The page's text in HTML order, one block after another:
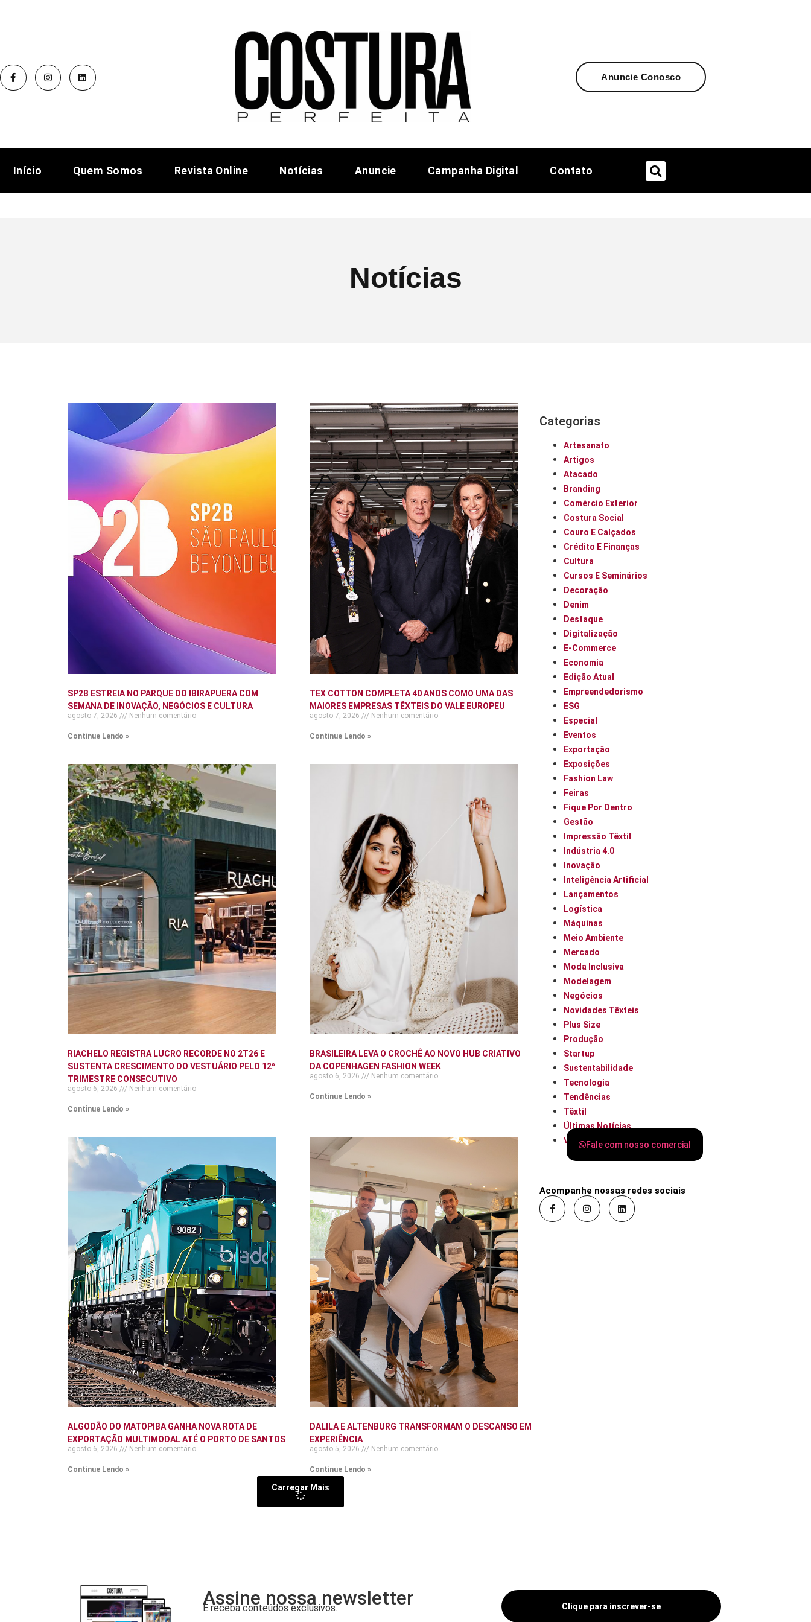
Anuncie Conosco
Início Quem Somos Revista Online Notícias Anuncie Campanha Digital Contato
Notícias
SP2B ESTREIA NO PARQUE DO IBIRAPUERA COM
SEMANA DE INOVAÇÃO, NEGÓCIOS E CULTURA
agosto 7, 2026 Nenhum comentário
Continue Lendo »
TEX COTTON COMPLETA 40 ANOS COMO UMA DAS
MAIORES EMPRESAS TÊXTEIS DO VALE EUROPEU
agosto 7, 2026 Nenhum comentário
Continue Lendo »
RIACHELO REGISTRA LUCRO RECORDE NO 2T26 E
SUSTENTA CRESCIMENTO DO VESTUÁRIO PELO 12º
TRIMESTRE CONSECUTIVO
agosto 6, 2026 Nenhum comentário
Continue Lendo »
BRASILEIRA LEVA O CROCHÊ AO NOVO HUB CRIATIVO
DA COPENHAGEN FASHION WEEK
agosto 6, 2026 Nenhum comentário
Continue Lendo »
ALGODÃO DO MATOPIBA GANHA NOVA ROTA DE
EXPORTAÇÃO MULTIMODAL ATÉ O PORTO DE SANTOS
agosto 6, 2026 Nenhum comentário
Continue Lendo »
DALILA E ALTENBURG TRANSFORMAM O DESCANSO EM
EXPERIÊNCIA
agosto 5, 2026 Nenhum comentário
Continue Lendo »
Carregar Mais
Categorias
Artesanato
Artigos
Atacado
Branding
Comércio Exterior
Costura Social
Couro E Calçados
Crédito E Finanças
Cultura
Cursos E Seminários
Decoração
Denim
Destaque
Digitalização
E-Commerce
Economia
Edição Atual
Empreendedorismo
ESG
Especial
Eventos
Exportação
Exposições
Fashion Law
Feiras
Fique Por Dentro
Gestão
Impressão Têxtil
Indústria 4.0
Inovação
Inteligência Artificial
Lançamentos
Logística
Máquinas
Meio Ambiente
Mercado
Moda Inclusiva
Modelagem
Negócios
Novidades Têxteis
Plus Size
Produção
Startup
Sustentabilidade
Tecnologia
Tendências
Têxtil
Últimas Notícias
VarejoFale com nosso comercial
Acompanhe nossas redes sociais
Assine nossa newsletter
E receba conteúdos exclusivos. Clique para inscrever-se